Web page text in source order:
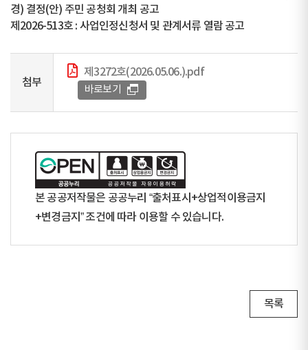
경) 결정(안) 주민 공청회 개최 공고
제2026-513호 : 사업인정신청서 및 관계서류 열람 공고
첨부
제3272호(2026.05.06.).pdf
바로보기
본 공공저작물은 공공누리 “출처표시+상업적이용금지
+변경금지” 조건에 따라 이용할 수 있습니다.
목록